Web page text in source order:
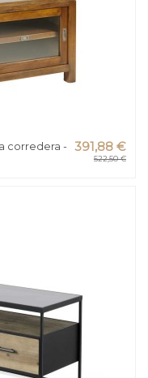
corredera -
391,88 €
522,50 €